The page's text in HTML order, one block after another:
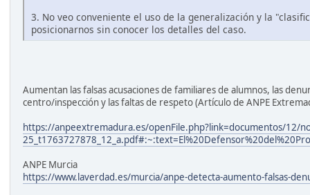
3. No veo conveniente el uso de la generalización y la
posicionarnos sin conocer los detalles del caso.
Aumentan las falsas acusaciones de familiares de alumnos, las
centro/inspección y las faltas de respeto (Artículo de ANPE
https://anpeextremadura.es/openFile.php?link=documentos/12/
ANPE Murcia
https://www.laverdad.es/murcia/anpe-detecta-aumento-falsas-